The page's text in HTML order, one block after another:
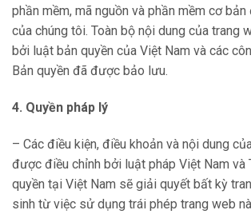
phần mềm, mã nguồn và phần mềm cơ
của chúng tôi. Toàn bộ nội dung của trang
bởi luật bản quyền của Việt Nam và các
Bản quyền đã được bảo lưu.
4. Quyền pháp lý
– Các điều kiện, điều khoản và nội dung
được điều chỉnh bởi luật pháp Việt Nam và
quyền tại Việt Nam sẽ giải quyết bất kỳ
sinh từ việc sử dụng trái phép trang web